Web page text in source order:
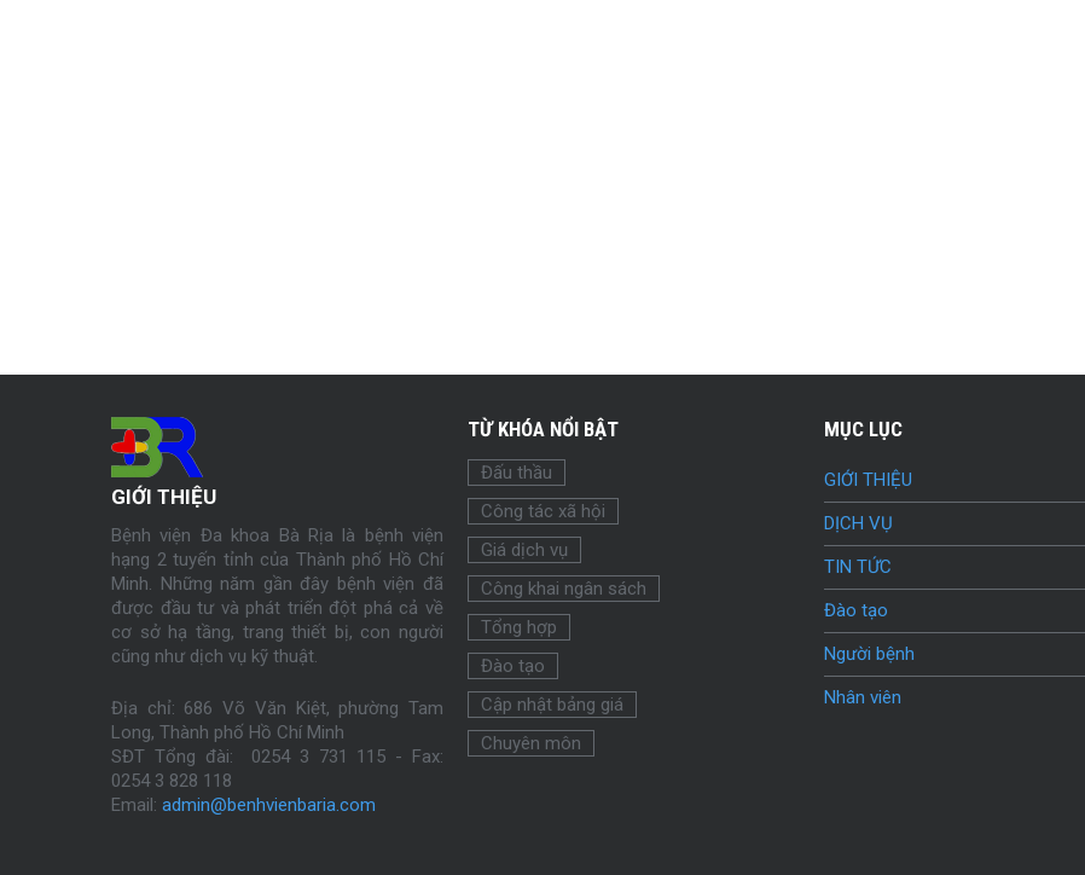
GIỚI THIỆU
Bệnh viện Đa khoa Bà Rịa là bệnh viện
hạng 2 tuyến tỉnh của Thành phố Hồ Chí
Minh. Những năm gần đây bệnh viện đã
được đầu tư và phát triển đột phá cả về
cơ sở hạ tầng, trang thiết bị, con người
cũng như dịch vụ kỹ thuật.
Địa chỉ: 686 Võ Văn Kiệt, phường Tam
Long, Thành phố Hồ Chí Minh
SĐT Tổng đài: 0254 3 731 115 - Fax:
0254 3 828 118
Email: admin@benhvienbaria.com
TỪ KHÓA NỔI BẬT
Đấu thầu
Công tác xã hội
Giá dịch vụ
Công khai ngân sách
Tổng hợp
Đào tạo
Cập nhật bảng giá
Chuyên môn
MỤC LỤC
GIỚI THIỆU
DỊCH VỤ
TIN TỨC
Đào tạo
Người bệnh
Nhân viên